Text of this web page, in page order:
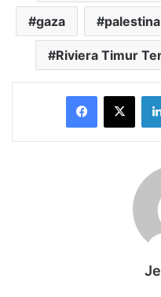
gaza palestina
Riviera Timur
Facebook
X